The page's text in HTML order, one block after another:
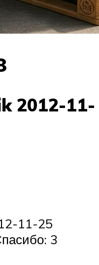
2012-11-
11-25
3